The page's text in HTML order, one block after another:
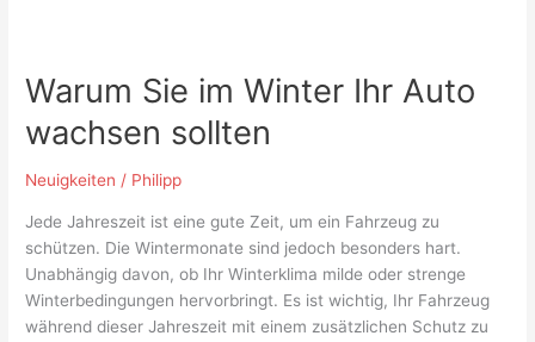
Warum Sie im Winter Ihr Auto
wachsen sollten
Neuigkeiten / Philipp
Jede Jahreszeit ist eine gute Zeit, um ein Fahrzeug zu
schützen. Die Wintermonate sind jedoch besonders hart.
Unabhängig davon, ob Ihr Winterklima milde oder strenge
Winterbedingungen hervorbringt. Es ist wichtig, Ihr Fahrzeug
während dieser Jahreszeit mit einem zusätzlichen Schutz zu
im
Winter
Ihr
wachsen
sollten